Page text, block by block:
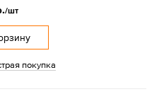
/шт
покупка